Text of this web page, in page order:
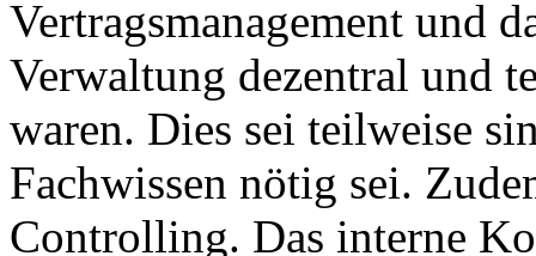
Vertragsmanagement und
Verwaltung dezentral und
waren. Dies sei teilweise
Fachwissen nötig sei.
Controlling. Das interne